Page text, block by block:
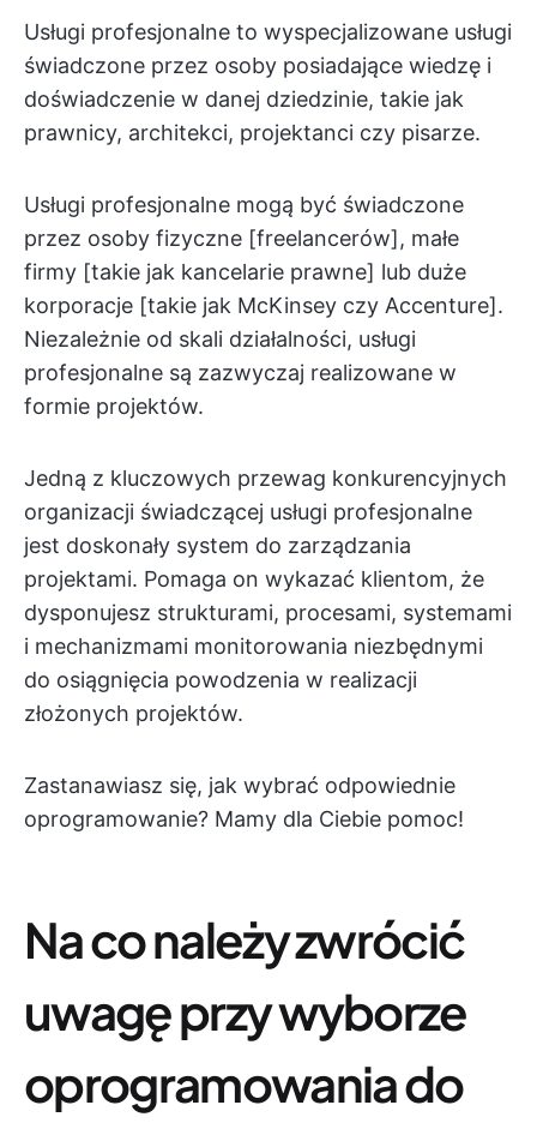
Usługi profesjonalne to wyspecjalizowane usługi
świadczone przez osoby posiadające wiedzę i
doświadczenie w danej dziedzinie, takie jak
prawnicy, architekci, projektanci czy pisarze.
Usługi profesjonalne mogą być świadczone
przez osoby fizyczne [freelancerów], małe
firmy [takie jak kancelarie prawne] lub duże
korporacje [takie jak McKinsey czy Accenture].
Niezależnie od skali działalności, usługi
profesjonalne są zazwyczaj realizowane w
formie projektów.
Jedną z kluczowych przewag konkurencyjnych
organizacji świadczącej usługi profesjonalne
jest doskonały system do zarządzania
projektami. Pomaga on wykazać klientom, że
dysponujesz strukturami, procesami, systemami
i mechanizmami monitorowania niezbędnymi
do osiągnięcia powodzenia w realizacji
złożonych projektów.
Zastanawiasz się, jak wybrać odpowiednie
oprogramowanie? Mamy dla Ciebie pomoc!
Na co należy zwrócić
uwagę przy wyborze
oprogramowania do